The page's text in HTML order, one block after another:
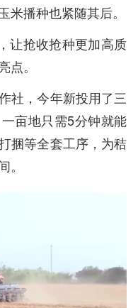
播种也紧随其后。
让抢收抢种更加高质
。
社，今年新投用了三
亩地只需5分钟就能
捆等全套工序，为秸